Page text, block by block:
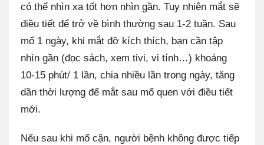
có thể nhìn xa tốt hơn nhìn gần. Tuy nhiên mắt sẽ
điều tiết để trở về bình thường sau 1-2 tuần. Sau
mổ 1 ngày, khi mắt đỡ kích thích, bạn cần tập
nhìn gần (đọc sách, xem tivi, vi tính…) khoảng
10-15 phút/ 1 lần, chia nhiều lần trong ngày, tăng
dần thời lượng để mắt sau mổ quen với điều tiết
mới.
Nếu sau khi mổ cận, người bệnh không được tiếp